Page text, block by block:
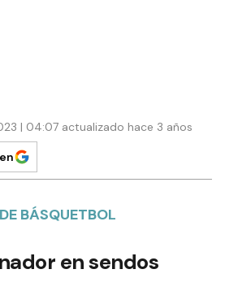
| 04:07 actualizado hace 3 años
BÁSQUETBOL
en sendos